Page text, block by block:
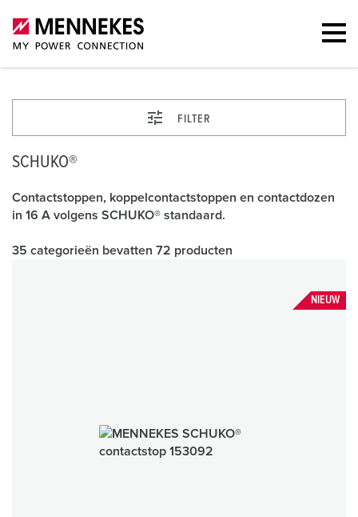
FILTER
SCHUKO®
Contactstoppen, koppelcontactstoppen en contactdozen
in 16 A volgens SCHUKO® standaard.
35 categorieën bevatten 72 producten
NIEUW